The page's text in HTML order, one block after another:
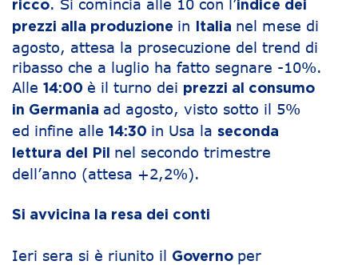
ricco. Si comincia alle 10 con l’indice dei
prezzi alla produzione in Italia nel mese di
agosto, attesa la prosecuzione del trend di
ribasso che a luglio ha fatto segnare -10%.
Alle 14:00 è il turno dei prezzi al consumo
in Germania ad agosto, visto sotto il 5%
ed infine alle 14:30 in Usa la seconda
lettura del Pil nel secondo trimestre
dell’anno (attesa +2,2%).
Si avvicina la resa dei conti
Ieri sera si è riunito il Governo per